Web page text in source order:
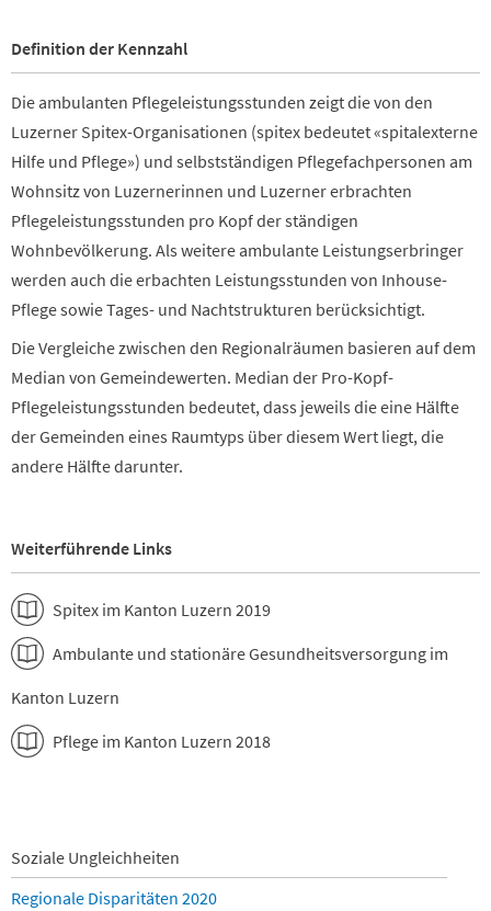
Definition der Kennzahl
Die ambulanten Pflegeleistungsstunden zeigt die von den
Luzerner Spitex-Organisationen (spitex bedeutet «spitalexterne
Hilfe und Pflege») und selbstständigen Pflegefachpersonen am
Wohnsitz von Luzernerinnen und Luzerner erbrachten
Pflegeleistungsstunden pro Kopf der ständigen
Wohnbevölkerung. Als weitere ambulante Leistungserbringer
werden auch die erbachten Leistungsstunden von Inhouse-
Pflege sowie Tages- und Nachtstrukturen berücksichtigt.
Die Vergleiche zwischen den Regionalräumen basieren auf dem
Median von Gemeindewerten. Median der Pro-Kopf-
Pflegeleistungsstunden bedeutet, dass jeweils die eine Hälfte
der Gemeinden eines Raumtyps über diesem Wert liegt, die
andere Hälfte darunter.
Weiterführende Links
Spitex im Kanton Luzern 2019
Ambulante und stationäre Gesundheitsversorgung im
Kanton Luzern
Pflege im Kanton Luzern 2018
Navigation
überspringen
Soziale Ungleichheiten
Regionale Disparitäten 2020